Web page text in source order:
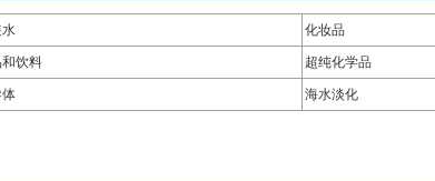
化妆品
饮料 超纯化学品
海水淡化